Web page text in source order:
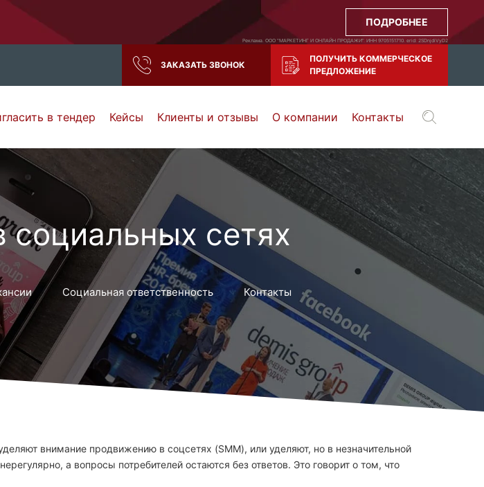
ПОДРОБНЕЕ
Реклама. ООО "МАРКЕТИНГ И ОНЛАЙН ПРОДАЖИ". ИНН 9705151710. erid: 2SDnjdiVyD2
ЗАКАЗАТЬ ЗВОНОК
ПОЛУЧИТЬ КОММЕРЧЕСКОЕ
ПРЕДЛОЖЕНИЕ
Воронеж Тула
Ростов-на-Дону и все регионы РФ
в тендер Кейсы Клиенты и отзывы О компании Контакты
сетях
Социальная ответственность Контакты
внимание продвижению в соцсетях (SMM), или уделяют, но в незначительной
а вопросы потребителей остаются без ответов. Это говорит о том, что